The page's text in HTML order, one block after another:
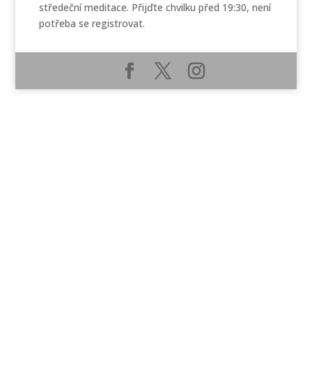
středeční meditace. Přijďte chvilku před 19:30, není
potřeba se registrovat.